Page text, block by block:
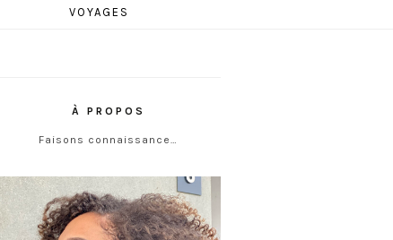
VOYAGES
À PROPOS
Faisons connaissance…